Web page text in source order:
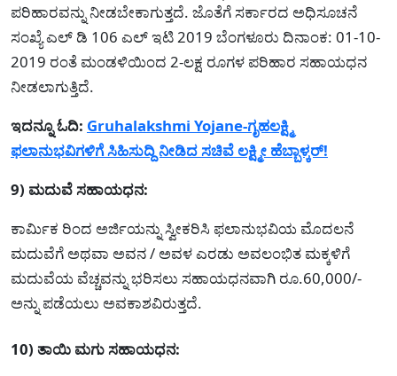
ಪರಿಹಾರವನ್ನು ನೀಡಬೇಕಾಗುತ್ತದೆ. ಜೊತೆಗೆ ಸರ್ಕಾರದ ಅಧಿಸೂಚನೆ
ಸಂಖ್ಯೆ ಎಲ್ ಡಿ 106 ಎಲ್ ಇಟಿ 2019 ಬೆಂಗಳೂರು ದಿನಾಂಕ: 01-10-
2019 ರಂತೆ ಮಂಡಳಿಯಿಂದ 2-ಲಕ್ಷ ರೂಗಳ ಪರಿಹಾರ ಸಹಾಯಧನ
ನೀಡಲಾಗುತ್ತಿದೆ.
ಇದನ್ನೂ ಓದಿ: Gruhalakshmi Yojane-ಗೃಹಲಕ್ಷ್ಮಿ
ಫಲಾನುಭವಿಗಳಿಗೆ ಸಿಹಿಸುದ್ದಿ ನೀಡಿದ ಸಚಿವೆ ಲಕ್ಷ್ಮೀ ಹೆಬ್ಬಾಳ್ಕರ್!
9) ಮದುವೆ ಸಹಾಯಧನ:
ಕಾರ್ಮಿಕ ರಿಂದ ಅರ್ಜಿಯನ್ನು ಸ್ವೀಕರಿಸಿ ಫಲಾನುಭವಿಯ ಮೊದಲನೆ
ಮದುವೆಗೆ ಅಥವಾ ಅವನ / ಅವಳ ಎರಡು ಅವಲಂಭಿತ ಮಕ್ಕಳಿಗೆ
ಮದುವೆಯ ವೆಚ್ಚವನ್ನು ಭರಿಸಲು ಸಹಾಯಧನವಾಗಿ ರೂ.60,000/-
ಅನ್ನು ಪಡೆಯಲು ಅವಕಾಶವಿರುತ್ತದೆ.
10) ತಾಯಿ ಮಗು ಸಹಾಯಧನ: